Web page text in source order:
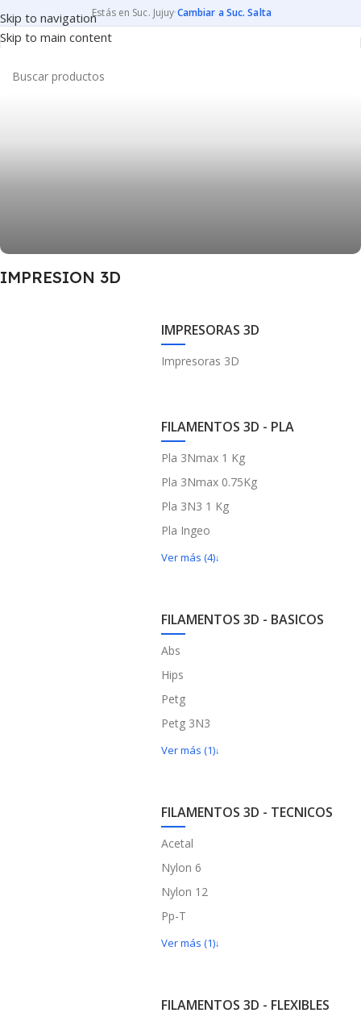
Skip to navigation
Skip to main content
Estás en Suc. Jujuy·Cambiar a Suc. Salta
Impresoras, filamentos y todo para llevar tus proyectos 3D al
Convertí ideas en objetos
IMPRESION 3D
IMPRESORAS 3D
Impresoras 3D
FILAMENTOS 3D - PLA
Pla 3Nmax 1 Kg
Pla 3Nmax 0.75Kg
Pla 3N3 1 Kg
Pla Ingeo
Ver más (4)
FILAMENTOS 3D - BASICOS
Abs
Hips
Petg
Petg 3N3
Ver más (1)
FILAMENTOS 3D - TECNICOS
Acetal
Nylon 6
Nylon 12
Pp-T
Ver más (1)
FILAMENTOS 3D - FLEXIBLES